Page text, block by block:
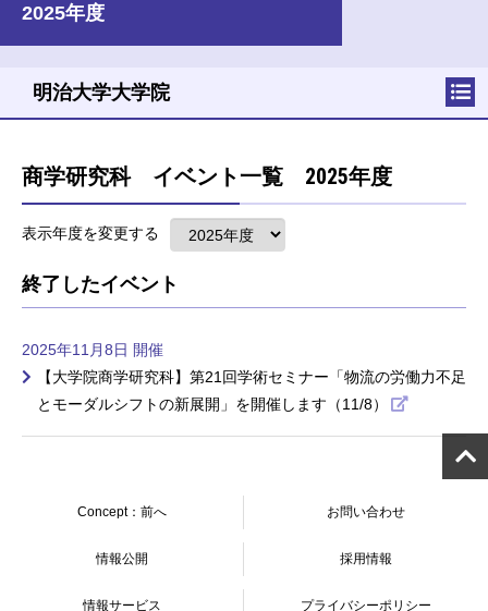
2025年度
商学研究科 イベント一覧 2025年度
表示年度を変更する
終了したイベント
2025年11月8日 開催
【大学院商学研究科】第21回学術セミナー「物流の労働力不足
とモーダルシフトの新展開」を開催します（11/8）
明治大学大学院
Concept：前へ お問い合わせ
情報公開 採用情報
情報サービス プライバシーポリシー